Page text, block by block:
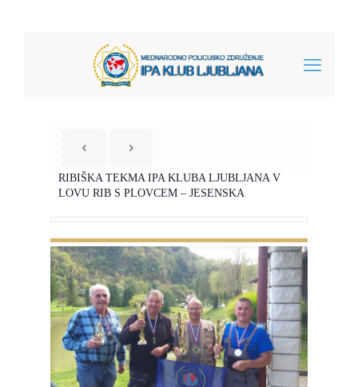
RIBIŠKA TEKMA IPA KLUBA LJUBLJANA V
LOVU RIB S PLOVCEM – JESENSKA